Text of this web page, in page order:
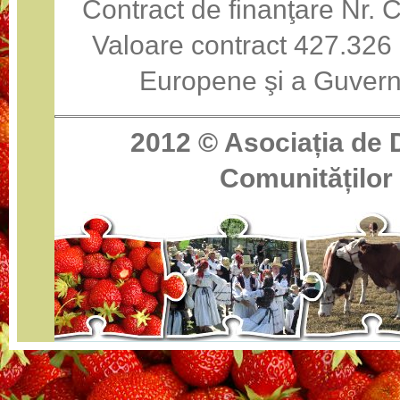
Contract de finanţare Nr.
Valoare contract
Europene şi a
2012 © Asociația de
Comunităților